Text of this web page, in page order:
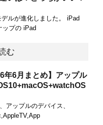
ルが進化しました。 iPad
ップの iPad
む
年6月まとめ】アップル
アップルのデバイス、